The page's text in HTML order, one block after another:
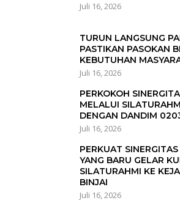
Juli 16, 2026
TURUN LANGSUNG
PASTIKAN PASOKAN
KEBUTUHAN
Juli 16, 2026
PERKOKOH
MELALUI
DENGAN DANDIM
Juli 16, 2026
PERKUAT
YANG BARU GELAR
SILATURAHMI KE
BINJAI
Juli 16, 2026